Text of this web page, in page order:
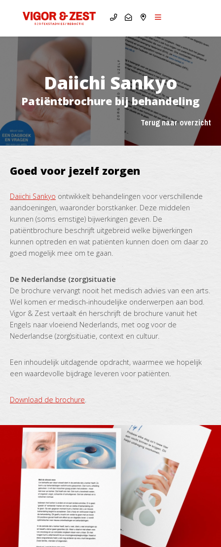
Daiichi Sankyo
Patiëntbrochure bij behandeling
Terug naar overzicht
Goed voor jezelf zorgen
Daiichi Sankyo ontwikkelt behandelingen voor verschillende
aandoeningen, waaronder borstkanker. Deze middelen
kunnen (soms ernstige) bijwerkingen geven. De
patiëntbrochure beschrijft uitgebreid welke bijwerkingen
kunnen optreden en wat patiënten kunnen doen om daar zo
goed mogelijk mee om te gaan.
De Nederlandse (zorg)situatie
De brochure vervangt nooit het medisch advies van een arts.
Wel komen er medisch-inhoudelijke onderwerpen aan bod.
Vigor & Zest vertaalt én herschrijft de brochure vanuit het
Engels naar vloeiend Nederlands, met oog voor de
Nederlandse (zorg)situatie, context en cultuur.
Een inhoudelijk uitdagende opdracht, waarmee we hopelijk
een waardevolle bijdrage leveren voor patiënten.
Download de brochure